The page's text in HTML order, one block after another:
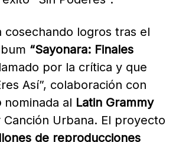
cosechando logros tras el
“Sayonara: Finales
por la crítica y que
Así”, colaboración con
nominada al Latin Grammy
Canción Urbana. El proyecto
de reproducciones